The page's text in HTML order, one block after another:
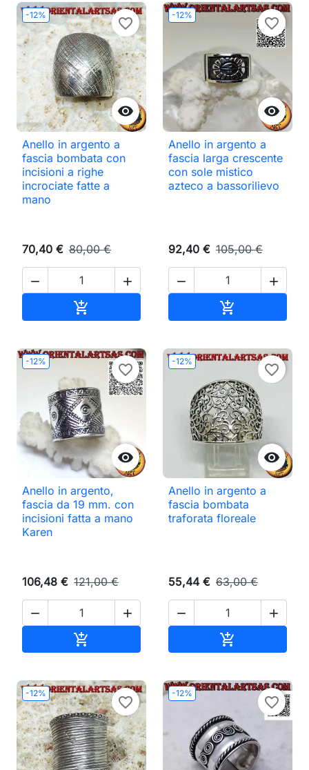
-12%

favorite_border
Anello in argento a
fascia bombata con
incisioni a righe
incrociate fatte a
mano
70,40 € 80,00 €
 

-12%

favorite_border
Anello in argento a
fascia larga crescente
con sole mistico
azteco a bassorilievo
92,40 € 105,00 €
 

-12%

favorite_border
Anello in argento,
fascia da 19 mm. con
incisioni fatta a mano
Karen
106,48 € 121,00 €
 

-12%

favorite_border
Anello in argento a
fascia bombata
traforata floreale
55,44 € 63,00 €
 

-12%
favorite_border
-12%
favorite_border